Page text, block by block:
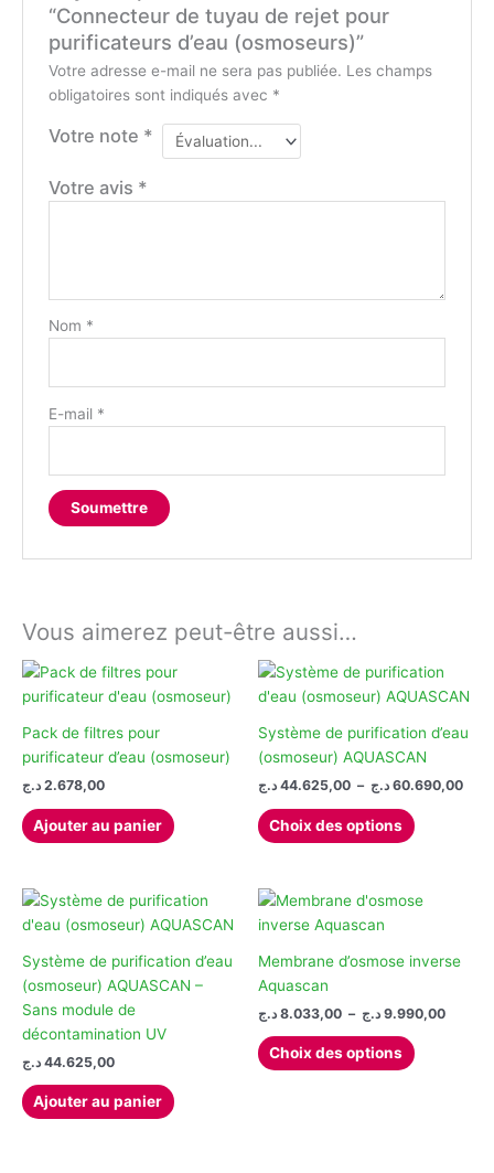
“Connecteur de tuyau de rejet pour
purificateurs d’eau (osmoseurs)”
Votre adresse e-mail ne sera pas publiée. Les champs
obligatoires sont indiqués avec *
Votre note *
Votre avis *
Nom *
E-mail *
Vous aimerez peut-être aussi…
Pack de filtres pour
purificateur d’eau (osmoseur)
2.678,00 د.ج
Ajouter au panier
Système de purification d’eau
(osmoseur) AQUASCAN
44.625,00 د.ج – 60.690,00 د.ج
Choix des options
produit
variations.
options
être
sur
Système de purification d’eau
(osmoseur) AQUASCAN –
Sans module de
décontamination UV
44.625,00 د.ج
Ajouter au panier
Membrane d’osmose inverse
Aquascan
8.033,00 د.ج – 9.990,00 د.ج
Plage
Choix des options
produit